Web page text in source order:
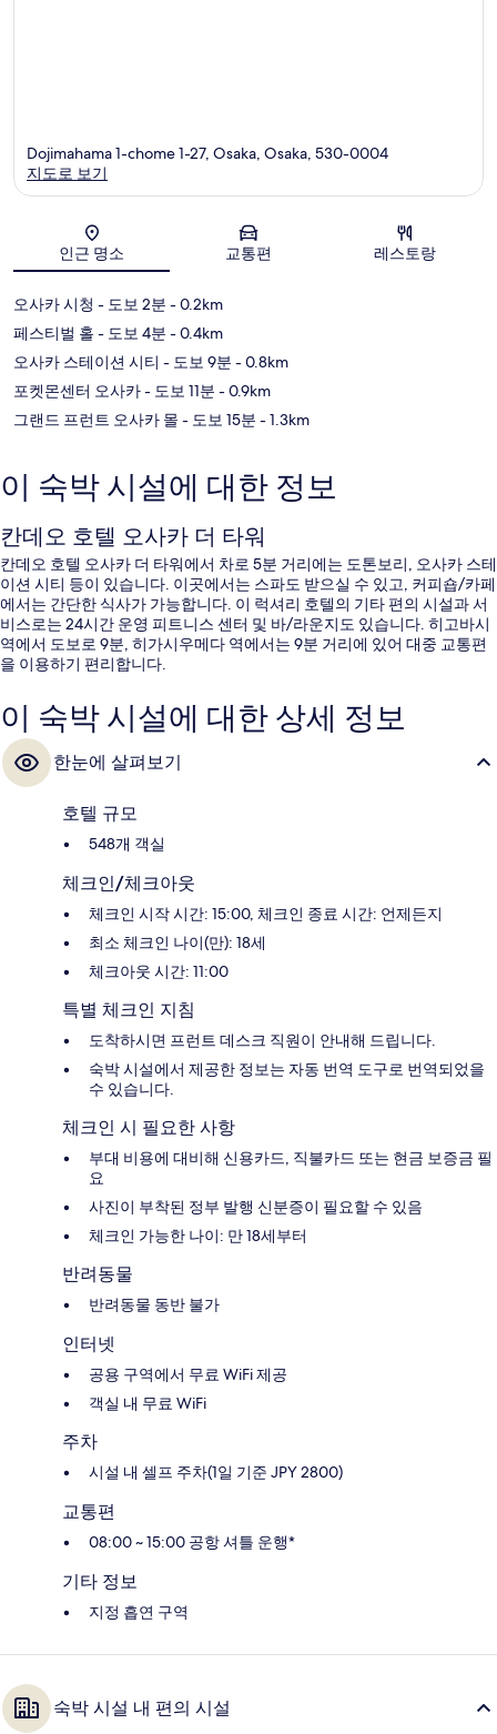
지도
Dojimahama 1-chome 1-27, Osaka, Osaka, 530-0004
지도로 보기
인근 명소 교통편 레스토랑
오사카 시청 - 도보 2분 - 0.2km
페스티벌 홀 - 도보 4분 - 0.4km
오사카 스테이션 시티 - 도보 9분 - 0.8km
포켓몬센터 오사카- 도보 11분 - 0.9km
그랜드 프런트 오사카 몰 - 도보 15분 - 1.3km
이 숙박 시설에 대한 정보
칸데오 호텔 오사카 더 타워
칸데오 호텔 오사카 더 타워에서 차로 5분 거리에는 도톤보리, 오사카 스테
이션 시티 등이 있습니다. 이곳에서는 스파도 받으실 수 있고, 커피숍/카페
에서는 간단한 식사가 가능합니다. 이 럭셔리 호텔의 기타 편의 시설과 서
비스로는 24시간 운영 피트니스 센터 및 바/라운지도 있습니다. 히고바시
역에서 도보로 9분, 히가시우메다 역에서는 9분 거리에 있어 대중 교통편
을 이용하기 편리합니다.
이 숙박 시설에 대한 상세 정보
한눈에 살펴보기
호텔 규모
548개 객실
체크인/체크아웃
체크인 시작 시간: 15:00, 체크인 종료 시간: 언제든지
최소 체크인 나이(만): 18세
체크아웃 시간: 11:00
특별 체크인 지침
도착하시면 프런트 데스크 직원이 안내해 드립니다.
숙박 시설에서 제공한 정보는 자동 번역 도구로 번역되었을
수 있습니다.
체크인 시 필요한 사항
부대 비용에 대비해 신용카드, 직불카드 또는 현금 보증금 필
요
사진이 부착된 정부 발행 신분증이 필요할 수 있음
체크인 가능한 나이: 만 18세부터
반려동물
반려동물 동반 불가
인터넷
공용 구역에서 무료 WiFi 제공
객실 내 무료 WiFi
주차
시설 내 셀프 주차(1일 기준 JPY 2800)
교통편
08:00 ~ 15:00 공항 셔틀 운행*
기타 정보
지정 흡연 구역
숙박 시설 내 편의 시설